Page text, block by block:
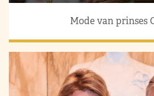
Mode van prinses